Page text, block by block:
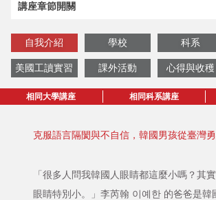
講座章節開關
自我介紹 學校 科系
美國工讀實習 課外活動 心得與收穫
相同大學講座 相同科系講座
克服語言隔閡與不自信，韓國男孩從臺灣
「很多人問我韓國人眼睛都這麼小嗎？其
眼睛特別小。」李芮翰 이예한 的爸爸是韓